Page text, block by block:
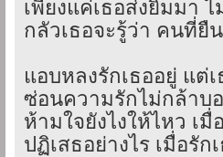
เพียงแค่เธอส่งยิ้มมา ไ
กลัวเธอจะรู้ว่า คนที่ยื
แอบหลงรักเธออยู่ แต่
ซ่อนความรักไม่กล้าบ
ห้ามใจยังไงให้ไหว เ
ปฏิเสธอย่างไร เมื่อรั